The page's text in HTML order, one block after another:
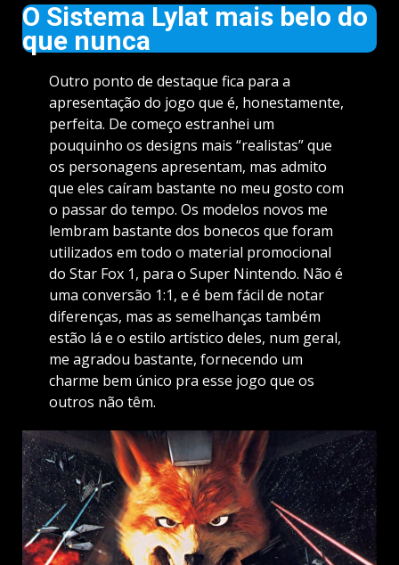
O Sistema Lylat mais belo do
que nunca
Outro ponto de destaque fica para a
apresentação do jogo que é, honestamente,
perfeita. De começo estranhei um
pouquinho os designs mais “realistas” que
os personagens apresentam, mas admito
que eles caíram bastante no meu gosto com
o passar do tempo. Os modelos novos me
lembram bastante dos bonecos que foram
utilizados em todo o material promocional
do Star Fox 1, para o Super Nintendo. Não é
uma conversão 1:1, e é bem fácil de notar
diferenças, mas as semelhanças também
estão lá e o estilo artístico deles, num geral,
me agradou bastante, fornecendo um
charme bem único pra esse jogo que os
outros não têm.